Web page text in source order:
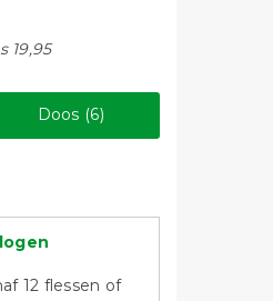
19,95
Doos (6)
12 flessen of